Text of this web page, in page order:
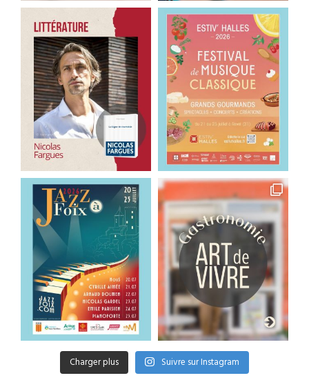
Charger plus Suivre sur Instagram